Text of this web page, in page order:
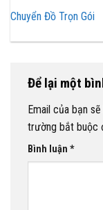
Chuyển Đồ Trọn Gói
Để lại một
Email của bạn
trường bắt buộc
Bình luận *